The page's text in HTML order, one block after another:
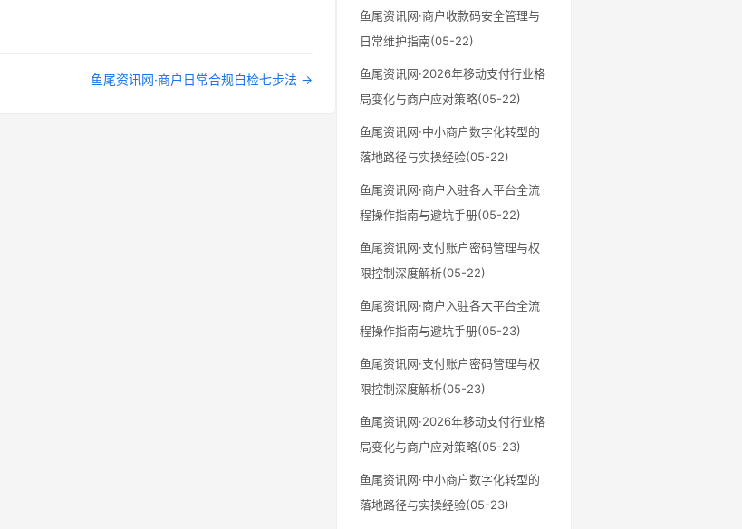
鱼尾资讯网·商户日常合规自检七步法 →
鱼尾资讯网·商户收款码安全管理与
日常维护指南(05-22)
鱼尾资讯网·2026年移动支付行业格
局变化与商户应对策略(05-22)
鱼尾资讯网·中小商户数字化转型的
落地路径与实操经验(05-22)
鱼尾资讯网·商户入驻各大平台全流
程操作指南与避坑手册(05-22)
鱼尾资讯网·支付账户密码管理与权
限控制深度解析(05-22)
鱼尾资讯网·商户入驻各大平台全流
程操作指南与避坑手册(05-23)
鱼尾资讯网·支付账户密码管理与权
限控制深度解析(05-23)
鱼尾资讯网·2026年移动支付行业格
局变化与商户应对策略(05-23)
鱼尾资讯网·中小商户数字化转型的
落地路径与实操经验(05-23)